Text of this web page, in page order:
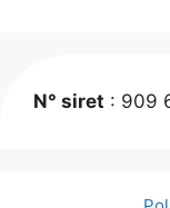
N° siret : 909